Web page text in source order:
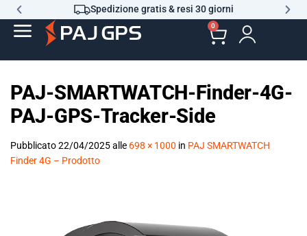
Spedizione gratis & resi 30 giorni
0
PAJ-SMARTWATCH-Finder-4G-
PAJ-GPS-Tracker-Side
Pubblicato22/04/2025alle 698 × 1000 in PAJ SMARTWATCH
Finder 4G – Prodotto